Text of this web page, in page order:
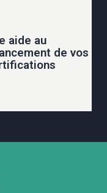
Une aide au
financement de
certifications